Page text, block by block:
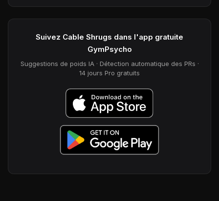
Suivez Cable Shrugs dans l'app gratuite
GymPsycho
Suggestions de poids IA · Détection automatique des PRs ·
14 jours Pro gratuits